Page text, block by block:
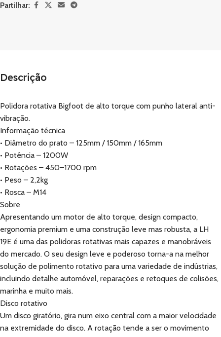
Partilhar:
Descrição
Polidora rotativa Bigfoot de alto torque com punho lateral anti-
vibração.
Informação técnica
• Diâmetro do prato – 125mm / 150mm / 165mm
• Potência – 1200W
• Rotações – 450–1700 rpm
• Peso – 2,2kg
• Rosca – M14
Sobre
Apresentando um motor de alto torque, design compacto,
ergonomia premium e uma construção leve mas robusta, a LH
19E é uma das polidoras rotativas mais capazes e manobráveis ​
do mercado. O seu design leve e poderoso torna-a na melhor
solução de polimento rotativo para uma variedade de indústrias,
incluindo detalhe automóvel, reparações e retoques de colisões,
marinha e muito mais.
Disco rotativo
Um disco giratório, gira num eixo central com a maior velocidade
na extremidade do disco. A rotação tende a ser o movimento